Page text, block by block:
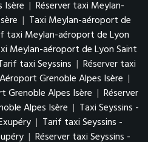
Isère | Réserver taxi Meylan-
| Taxi Meylan-aéroport de
taxi Meylan-aéroport de Lyon
Meylan-aéroport de Lyon Saint
taxi Seyssins | Réserver taxi
Grenoble Alpes Isère |
Grenoble Alpes Isère | Réserver
Alpes Isère | Taxi Seyssins -
| Tarif taxi Seyssins -
| Réserver taxi Seyssins -